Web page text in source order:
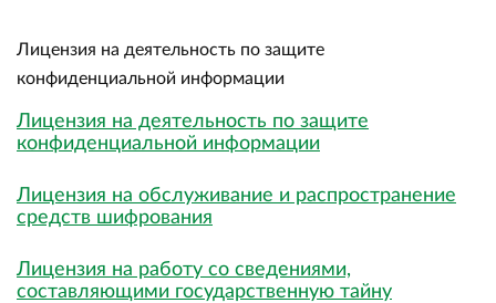
Лицензия на деятельность по защите
конфиденциальной информации
Лицензия на деятельность по защите
конфиденциальной информации
Лицензия на обслуживание и распространение
средств шифрования
Лицензия на работу со сведениями,
составляющими государственную тайну